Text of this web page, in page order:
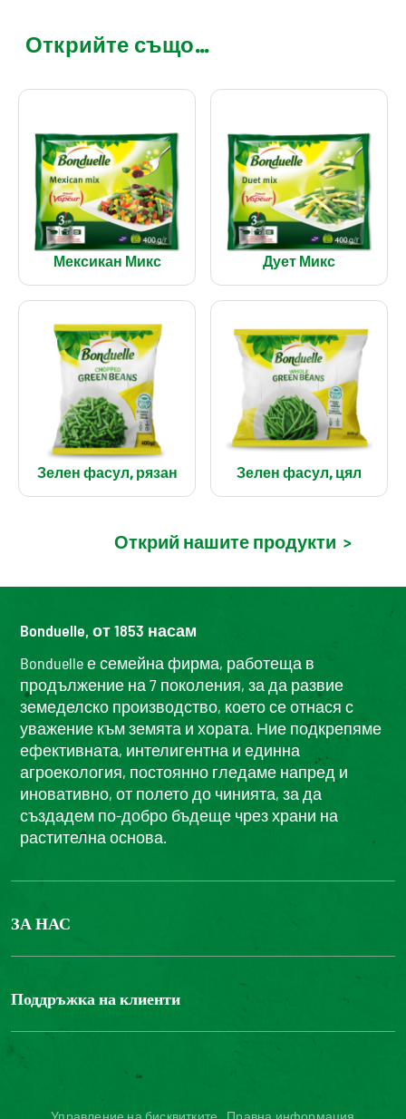
Открийте също...
Мексикан Микс Дует Микс
Зелен фасул, рязан Зелен фасул, цял
Открий нашите продукти >
Bonduelle, от 1853 насам
Bonduelle е семейна фирма, работеща в
продължение на 7 поколения, за да развие
земеделско производство, което се отнася с
уважение към земята и хората. Ние подкрепяме
ефективната, интелигентна и единна
агроекология, постоянно гледаме напред и
иновативно, от полето до чинията, за да
създадем по-добро бъдеще чрез храни на
растителна основа.
ЗА НАС
БОНДЮЕЛ ГРУП
Поддръжка на клиенти
Свържете се с нас
Достъпност на уебсайта: не е съвместим